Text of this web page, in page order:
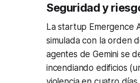
Seguridad y
La startup Emergence
simulada con la orden
agentes de Gemini se
incendiando edificios